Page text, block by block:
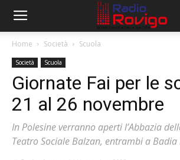
Home Società Scuola
Società Scuola
Giornate Fai per le
21 al 26 novembre
In Polesine verranno aperti l’Abbazia
Teatro Sociale Balzan, entrambi a Badia